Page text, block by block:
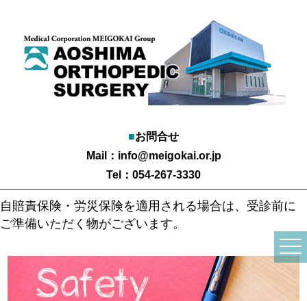
■お問合せ
Mail： info@meigokai.or.jp
Tel：054-267-3330
自賠責保険・労災保険を適用される場合は、受診前に
ご準備いただく物がございます。